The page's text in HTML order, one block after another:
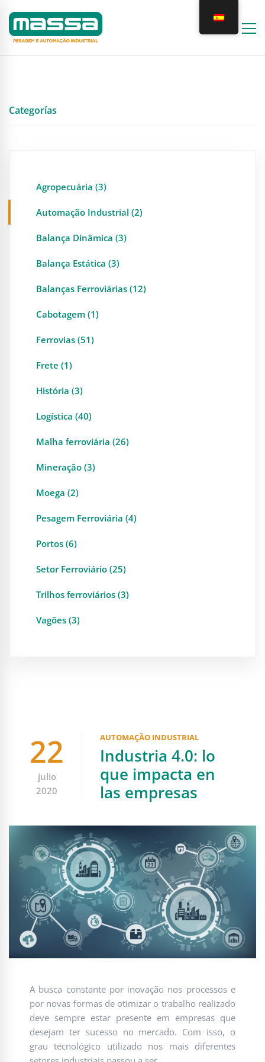
Categorías
Agropecuária (3)
Automação Industrial (2)
Balança Dinâmica (3)
Balança Estática (3)
Balanças Ferroviárias (12)
Cabotagem (1)
Ferrovias (51)
Frete (1)
História (3)
Logística (40)
Malha ferroviária (26)
Mineração (3)
Moega (2)
Pesagem Ferroviária (4)
Portos (6)
Setor Ferroviário (25)
Trilhos ferroviários (3)
Vagões (3)
22
julio
2020
AUTOMAÇÃO INDUSTRIAL
Industria 4.0: lo
que impacta en
las empresas
A busca constante por inovação nos processos e
por novas formas de otimizar o trabalho realizado
deve sempre estar presente em empresas que
desejam ter sucesso no mercado. Com isso, o
grau tecnológico utilizado nos mais diferentes